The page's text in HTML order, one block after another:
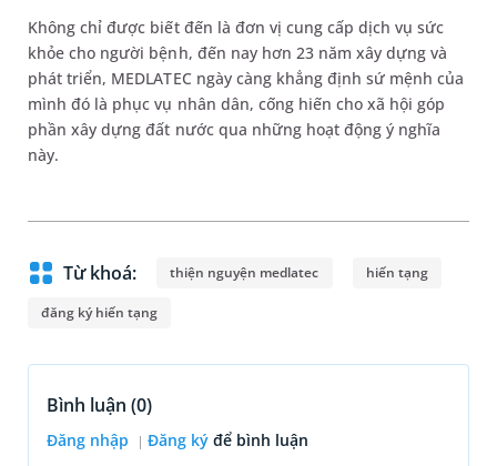
Không chỉ được biết đến là đơn vị cung cấp dịch vụ sức
khỏe cho người bệnh, đến nay hơn 23 năm xây dựng và
phát triển, MEDLATEC ngày càng khẳng định sứ mệnh của
mình đó là phục vụ nhân dân, cống hiến cho xã hội góp
phần xây dựng đất nước qua những hoạt động ý nghĩa
này.
Từ khoá: thiện nguyện medlatec hiến tạng
đăng ký hiến tạng
Bình luận (0)
Đăng nhập Đăng ký để bình luận